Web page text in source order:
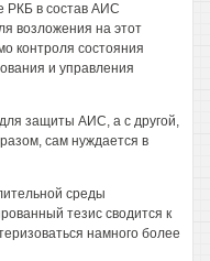
РКБ в состав АИС
возложения на этот
контроля состояния
и управления
защиты АИС, а с другой,
сам нуждается в
среды
тезис сводится к
намного более